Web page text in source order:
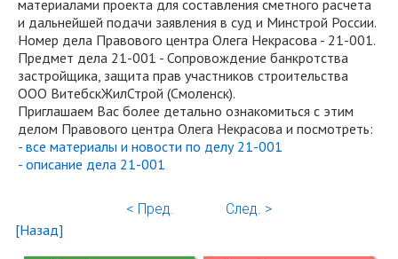
материалами проекта для составления сметного расчета
и дальнейшей подачи заявления в суд и Минстрой России.
Номер дела Правового центра Олега Некрасова - 21-001.
Предмет дела 21-001 - Сопровождение банкротства
застройщика, защита прав участников строительства
ООО ВитебскЖилСтрой (Смоленск).
Приглашаем Вас более детально ознакомиться с этим
делом Правового центра Олега Некрасова и посмотреть:
- все материалы и новости по делу 21-001
- описание дела 21-001
< Пред. След. >
[Назад]